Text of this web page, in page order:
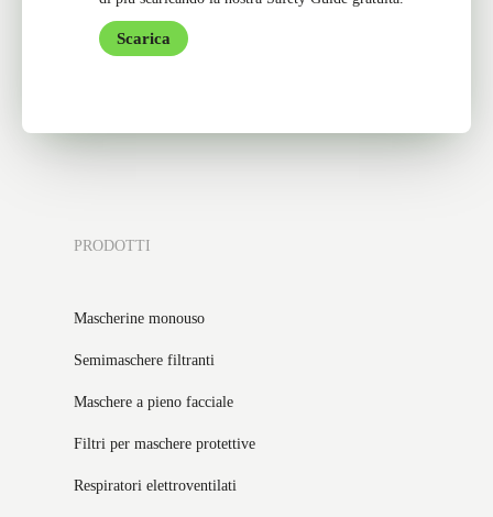
Scarica
PRODOTTI
Mascherine monouso
Semimaschere filtranti
Maschere a pieno facciale
Filtri per maschere protettive
Respiratori elettroventilati